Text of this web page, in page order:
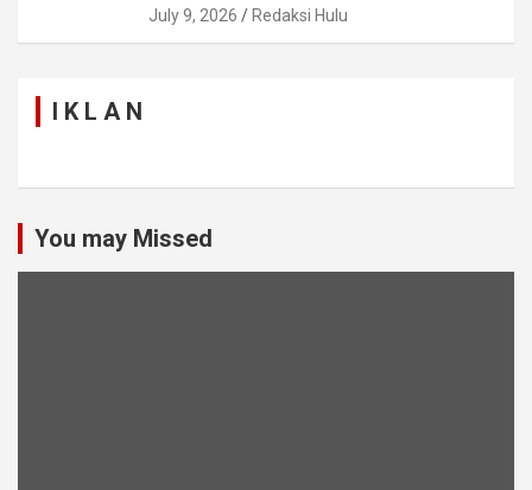
July 9, 2026 Redaksi Hulu
I K L A N
You may Missed